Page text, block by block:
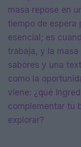
masa repose en
tiempo de espera
esencial; es
trabaja, y la
sabores y una
como la
viene: ¿qué
complementar tu
explorar?